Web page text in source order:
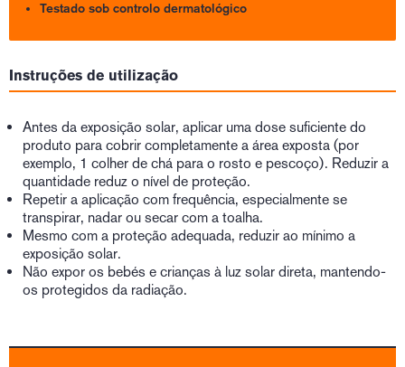
Testado sob controlo dermatológico
Instruções de utilização
Antes da exposição solar, aplicar uma dose suficiente do
produto para cobrir completamente a área exposta (por
exemplo, 1 colher de chá para o rosto e pescoço). Reduzir a
quantidade reduz o nível de proteção.
Repetir a aplicação com frequência, especialmente se
transpirar, nadar ou secar com a toalha.
Mesmo com a proteção adequada, reduzir ao mínimo a
exposição solar.
Não expor os bebés e crianças à luz solar direta, mantendo-
os protegidos da radiação.